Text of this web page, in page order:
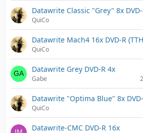
Datawrite Classic "Grey" 8x
QuiCo
Datawrite Mach4 16x DVD-R
QuiCo
Datawrite Grey DVD-R 4x
Gabe
Datawrite "Optima Blue" 8x
QuiCo
Datawrite-CMC DVD-R 16x